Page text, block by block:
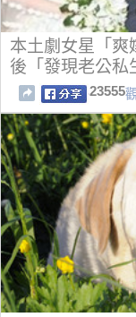
本土劇女星「爽
後「發現老公私
23555